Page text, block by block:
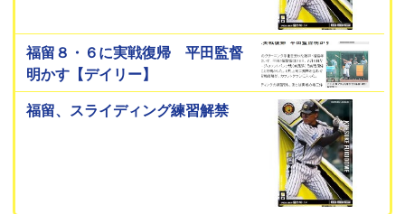
福留８・６に実戦復帰 平田監督
明かす【デイリー】
福留、スライディング練習解禁